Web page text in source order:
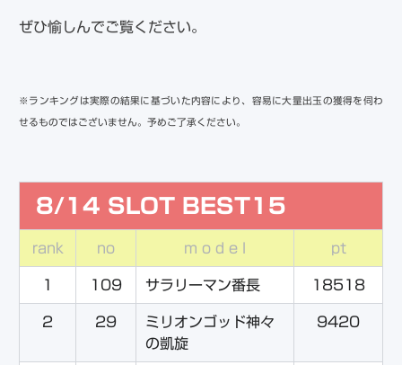
ぜひ愉しんでご覧ください。
※ランキングは実際の結果に基づいた内容により、容易に大量出玉の獲得を伺わ
せるものではございません。予めご了承ください。
8/14 SLOT BEST15
rank no m o d e l pt
1 109 サラリーマン番長 18518
2 29
ミリオンゴッド神々
の凱旋
9420